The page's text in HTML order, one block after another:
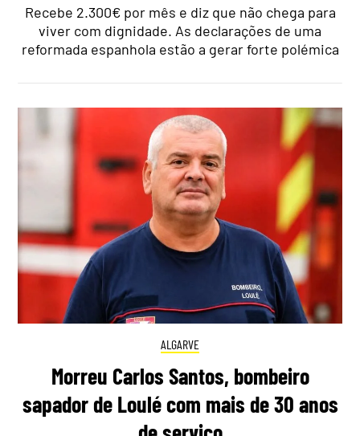
Recebe 2.300€ por mês e diz que não chega para
viver com dignidade. As declarações de uma
reformada espanhola estão a gerar forte polémica
ALGARVE
Morreu Carlos Santos, bombeiro
sapador de Loulé com mais de 30 anos